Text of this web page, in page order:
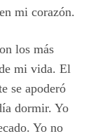
mi corazón.
los más
mi vida. El
se apoderó
dormir. Yo
Yo no